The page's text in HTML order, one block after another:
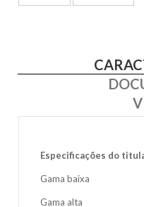
Especificações do
Gama baixa
Gama alta